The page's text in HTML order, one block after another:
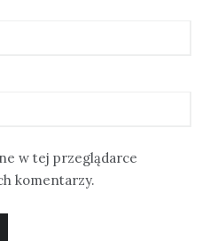
w tej przeglądarce
komentarzy.